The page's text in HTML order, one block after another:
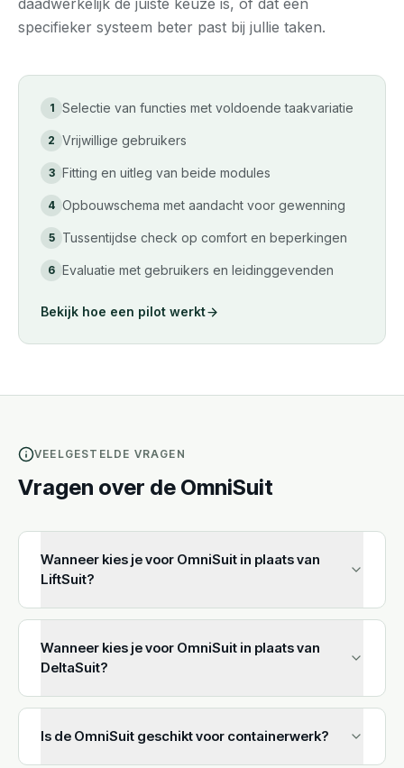
daadwerkelijk de juiste keuze is, of dat een
specifieker systeem beter past bij jullie taken.
1 Selectie van functies met voldoende taakvariatie
2 Vrijwillige gebruikers
3 Fitting en uitleg van beide modules
4 Opbouwschema met aandacht voor gewenning
5 Tussentijdse check op comfort en beperkingen
6 Evaluatie met gebruikers en leidinggevenden
Bekijk hoe een pilot werkt
VEELGESTELDE VRAGEN
Vragen over de OmniSuit
Wanneer kies je voor OmniSuit in plaats van
LiftSuit?
Wanneer kies je voor OmniSuit in plaats van
DeltaSuit?
Is de OmniSuit geschikt voor containerwerk?